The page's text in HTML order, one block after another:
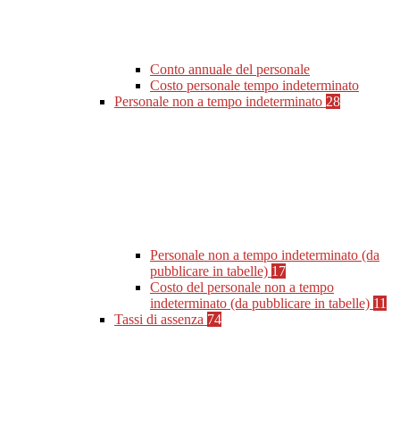
Conto annuale del personale
Costo personale tempo indeterminato
Personale non a tempo indeterminato 28
Personale non a tempo indeterminato (da
pubblicare in tabelle) 17
Costo del personale non a tempo
indeterminato (da pubblicare in tabelle) 11
Tassi di assenza 74